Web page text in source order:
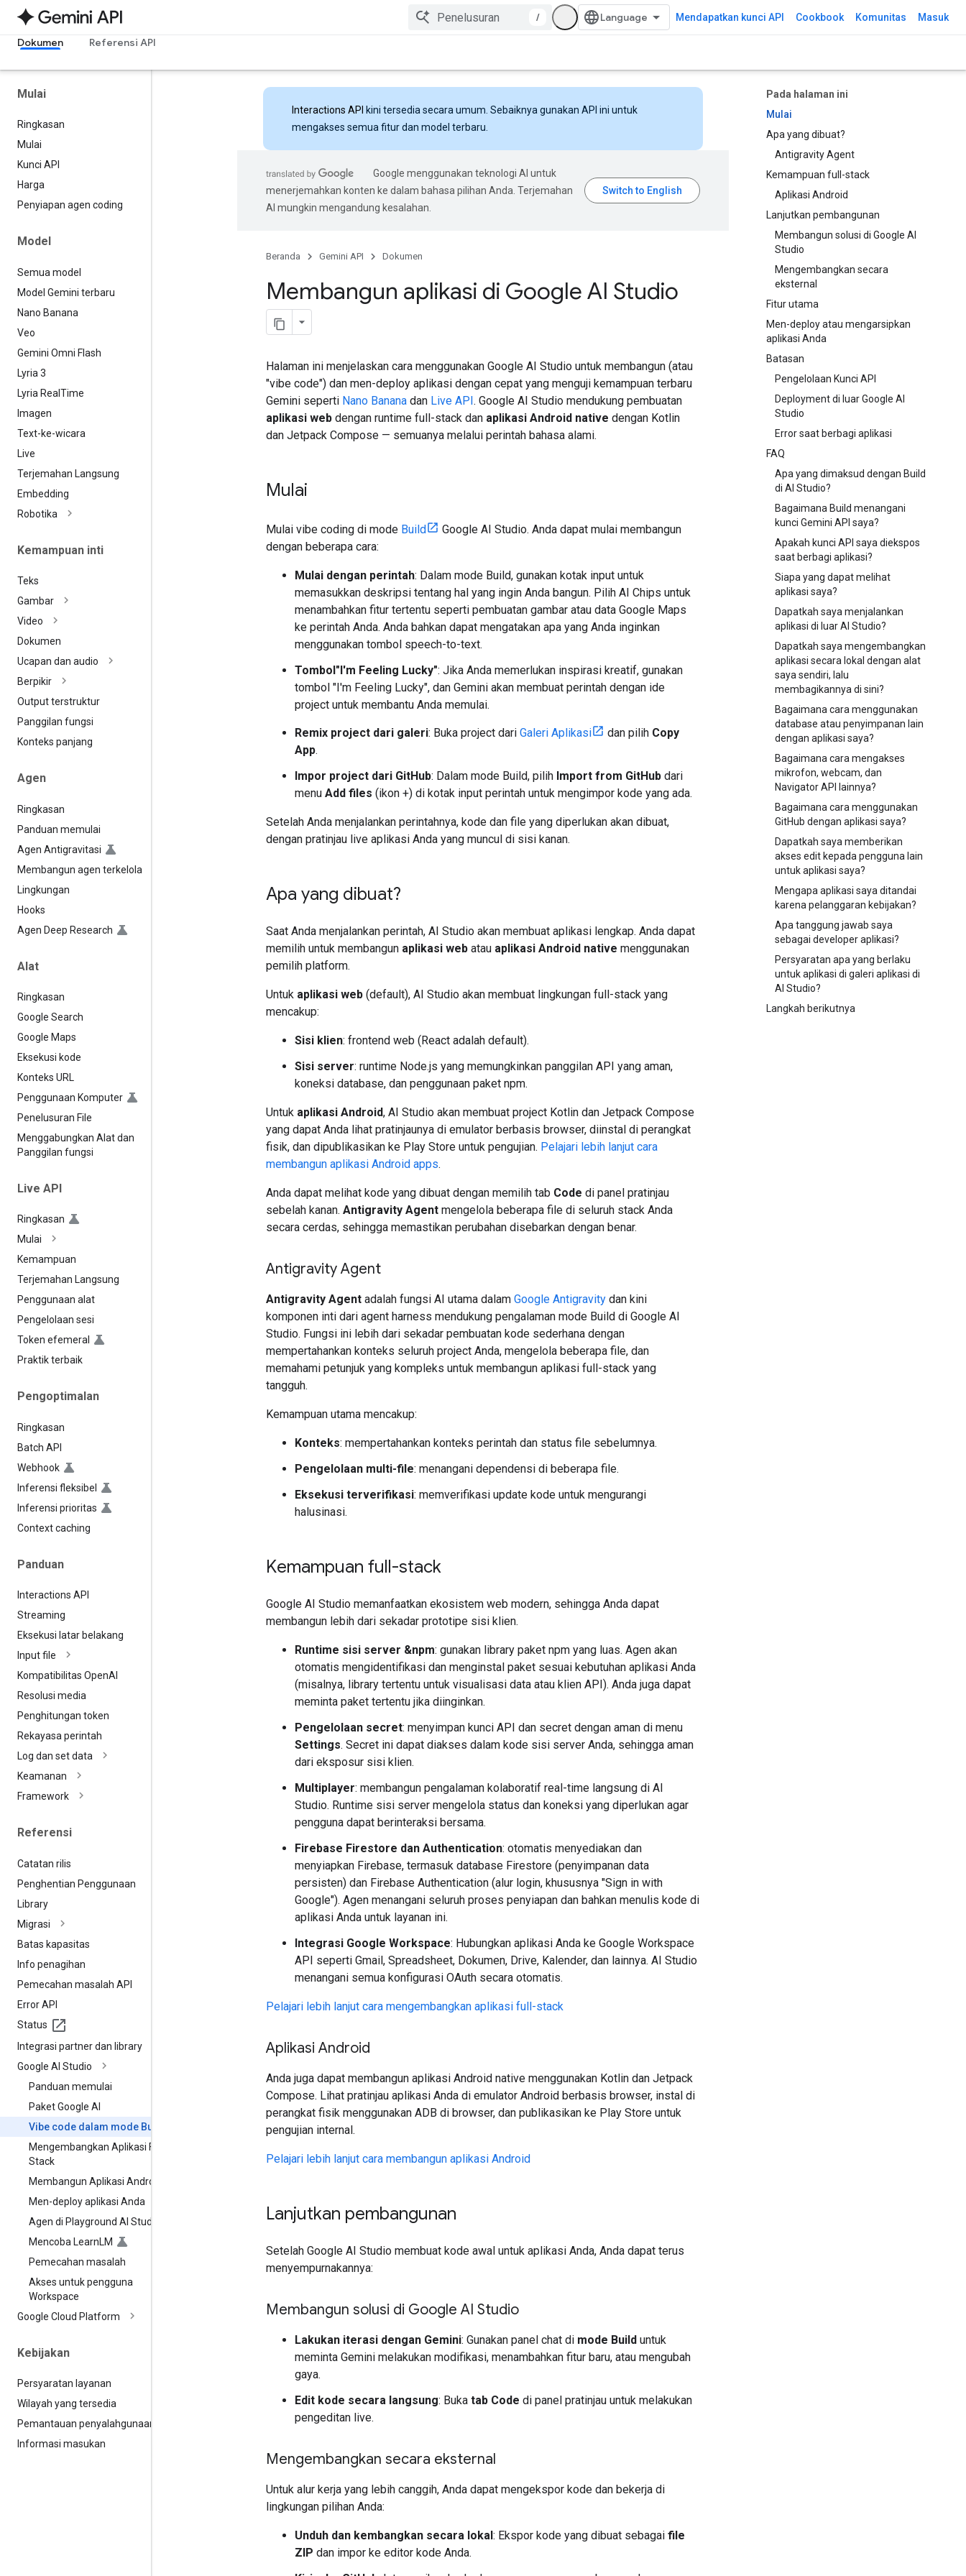
/ Mendapatkan kunci API Cookbook Komunitas Masuk
Dokumen Referensi API
Mulai
Ringkasan
Mulai
Kunci API
Harga
Penyiapan agen coding
Model
Semua model
Model Gemini terbaru
Nano Banana
Veo
Gemini Omni Flash
Lyria 3
Lyria Real Time
Imagen
Text-ke-wicara
Live
Terjemahan Langsung
Embedding
Robotika
Kemampuan inti
Teks
Gambar
Video
Dokumen
Ucapan dan audio
Berpikir
Output terstruktur
Panggilan fungsi
Konteks panjang
Agen
Ringkasan
Panduan memulai
Agen Antigravitasi
Membangun agen terkelola
Lingkungan
Hooks
Agen Deep Research
Alat
Ringkasan
Google Search
Google Maps
Eksekusi kode
Konteks URL
Penggunaan Komputer
Penelusuran File
Menggabungkan Alat dan
Panggilan fungsi
Live API
Ringkasan
Mulai
Kemampuan
Terjemahan Langsung
Penggunaan alat
Pengelolaan sesi
Token efemeral
Praktik terbaik
Pengoptimalan
Ringkasan
Batch API
Webhook
Inferensi fleksibel
Inferensi prioritas
Context caching
Panduan
Interactions API
Streaming
Eksekusi latar belakang
Input file
Kompatibilitas OpenAI
Resolusi media
Penghitungan token
Rekayasa perintah
Log dan set data
Keamanan
Framework
Referensi
Catatan rilis
Penghentian Penggunaan
Library
Migrasi
Batas kapasitas
Info penagihan
Pemecahan masalah API
Error API
Status
Integrasi partner dan library
Google AI Studio
Panduan memulai
Paket Google AI
Vibe code dalam mode Build
Mengembangkan Aplikasi Full-
Stack
Membangun Aplikasi Android
Men-deploy aplikasi Anda
Agen di Playground AI Studio
Mencoba LearnLM
Pemecahan masalah
Akses untuk pengguna
Workspace
Google Cloud Platform
Kebijakan
Persyaratan layanan
Wilayah yang tersedia
Pemantauan penyalahgunaan
Informasi masukan
Pada halaman ini
Mulai
Apa yang dibuat?
Antigravity Agent
Kemampuan full-stack
Aplikasi Android
Lanjutkan pembangunan
Membangun solusi di Google AI
Studio
Mengembangkan secara
eksternal
Fitur utama
Men-deploy atau mengarsipkan
aplikasi Anda
Batasan
Pengelolaan Kunci API
Deployment di luar Google AI
Studio
Error saat berbagi aplikasi
FAQ
Apa yang dimaksud dengan Build
di AI Studio?
Bagaimana Build menangani
kunci Gemini API saya?
Apakah kunci API saya diekspos
saat berbagi aplikasi?
Siapa yang dapat melihat
aplikasi saya?
Dapatkah saya menjalankan
aplikasi di luar AI Studio?
Dapatkah saya mengembangkan
aplikasi secara lokal dengan alat
saya sendiri, lalu
membagikannya di sini?
Bagaimana cara menggunakan
database atau penyimpanan lain
dengan aplikasi saya?
Bagaimana cara mengakses
mikrofon, webcam, dan
Navigator API lainnya?
Bagaimana cara menggunakan
GitHub dengan aplikasi saya?
Dapatkah saya memberikan
akses edit kepada pengguna lain
untuk aplikasi saya?
Mengapa aplikasi saya ditandai
karena pelanggaran kebijakan?
Apa tanggung jawab saya
sebagai developer aplikasi?
Persyaratan apa yang berlaku
untuk aplikasi di galeri aplikasi di
AI Studio?
Langkah berikutnya
Interactions API kini tersedia secara umum. Sebaiknya gunakan API ini untuk
mengakses semua fitur dan model terbaru.
Google menggunakan teknologi AI untuk
menerjemahkan konten ke dalam bahasa pilihan Anda. Terjemahan
AI mungkin mengandung kesalahan.
Beranda Gemini API Dokumen
Membangun aplikasi di Google AI Studio
Halaman ini menjelaskan cara menggunakan Google AI Studio untuk membangun (atau
"vibe code") dan men-deploy aplikasi dengan cepat yang menguji kemampuan terbaru
Gemini seperti Nano Banana dan Live API. Google AI Studio mendukung pembuatan
aplikasi web dengan runtime full-stack dan aplikasi Android native dengan Kotlin
dan Jetpack Compose — semuanya melalui perintah bahasa alami.
Mulai
Mulai vibe coding di mode Build
Google AI Studio. Anda dapat mulai membangun
dengan beberapa cara:
Mulai dengan perintah: Dalam mode Build, gunakan kotak input untuk
memasukkan deskripsi tentang hal yang ingin Anda bangun. Pilih AI Chips untuk
menambahkan fitur tertentu seperti pembuatan gambar atau data Google Maps
ke perintah Anda. Anda bahkan dapat mengatakan apa yang Anda inginkan
menggunakan tombol speech-to-text.
Tombol"I'm Feeling Lucky": Jika Anda memerlukan inspirasi kreatif, gunakan
tombol "I'm Feeling Lucky", dan Gemini akan membuat perintah dengan ide
project untuk membantu Anda memulai.
Remix project dari galeri: Buka project dari Galeri Aplikasi dan pilih Copy
App.
Impor project dari GitHub: Dalam mode Build, pilih Import from GitHub dari
menu Add files (ikon +) di kotak input perintah untuk mengimpor kode yang ada.
Setelah Anda menjalankan perintahnya, kode dan file yang diperlukan akan dibuat,
dengan pratinjau live aplikasi Anda yang muncul di sisi kanan.
Apa yang dibuat?
Saat Anda menjalankan perintah, AI Studio akan membuat aplikasi lengkap. Anda dapat
memilih untuk membangun aplikasi web atau aplikasi Android native menggunakan
pemilih platform.
Untuk aplikasi web (default), AI Studio akan membuat lingkungan full-stack yang
mencakup:
Sisi klien: frontend web (React adalah default).
Sisi server: runtime Node.js yang memungkinkan panggilan API yang aman,
koneksi database, dan penggunaan paket npm.
Untuk aplikasi Android, AI Studio akan membuat project Kotlin dan Jetpack Compose
yang dapat Anda lihat pratinjaunya di emulator berbasis browser, diinstal di perangkat
fisik, dan dipublikasikan ke Play Store untuk pengujian. Pelajari lebih lanjut cara
membangun aplikasi Android apps.
Anda dapat melihat kode yang dibuat dengan memilih tab Code di panel pratinjau
sebelah kanan. Antigravity Agent mengelola beberapa file di seluruh stack Anda
secara cerdas, sehingga memastikan perubahan disebarkan dengan benar.
Antigravity Agent
Antigravity Agent adalah fungsi AI utama dalam Google Antigravity dan kini
komponen inti dari agent harness mendukung pengalaman mode Build di Google AI
Studio. Fungsi ini lebih dari sekadar pembuatan kode sederhana dengan
mempertahankan konteks seluruh project Anda, mengelola beberapa file, dan
memahami petunjuk yang kompleks untuk membangun aplikasi full-stack yang
tangguh.
Kemampuan utama mencakup:
Konteks: mempertahankan konteks perintah dan status file sebelumnya.
Pengelolaan multi-file: menangani dependensi di beberapa file.
Eksekusi terverifikasi: memverifikasi update kode untuk mengurangi
halusinasi.
Kemampuan full-stack
Google AI Studio memanfaatkan ekosistem web modern, sehingga Anda dapat
membangun lebih dari sekadar prototipe sisi klien.
Runtime sisi server &npm: gunakan library paket npm yang luas. Agen akan
otomatis mengidentifikasi dan menginstal paket sesuai kebutuhan aplikasi Anda
(misalnya, library tertentu untuk visualisasi data atau klien API). Anda juga dapat
meminta paket tertentu jika diinginkan.
Pengelolaan secret: menyimpan kunci API dan secret dengan aman di menu
Settings. Secret ini dapat diakses dalam kode sisi server Anda, sehingga aman
dari eksposur sisi klien.
Multiplayer: membangun pengalaman kolaboratif real-time langsung di AI
Studio. Runtime sisi server mengelola status dan koneksi yang diperlukan agar
pengguna dapat berinteraksi bersama.
Firebase Firestore dan Authentication: otomatis menyediakan dan
menyiapkan Firebase, termasuk database Firestore (penyimpanan data
persisten) dan Firebase Authentication (alur login, khususnya "Sign in with
Google"). Agen menangani seluruh proses penyiapan dan bahkan menulis kode di
aplikasi Anda untuk layanan ini.
Integrasi Google Workspace: Hubungkan aplikasi Anda ke Google Workspace
API seperti Gmail, Spreadsheet, Dokumen, Drive, Kalender, dan lainnya. AI Studio
menangani semua konfigurasi OAuth secara otomatis.
Pelajari lebih lanjut cara mengembangkan aplikasi full-stack
Aplikasi Android
Anda juga dapat membangun aplikasi Android native menggunakan Kotlin dan Jetpack
Compose. Lihat pratinjau aplikasi Anda di emulator Android berbasis browser, instal di
perangkat fisik menggunakan ADB di browser, dan publikasikan ke Play Store untuk
pengujian internal.
Pelajari lebih lanjut cara membangun aplikasi Android
Lanjutkan pembangunan
Setelah Google AI Studio membuat kode awal untuk aplikasi Anda, Anda dapat terus
menyempurnakannya:
Membangun solusi di Google AI Studio
Lakukan iterasi dengan Gemini: Gunakan panel chat di mode Build untuk
meminta Gemini melakukan modifikasi, menambahkan fitur baru, atau mengubah
gaya.
Edit kode secara langsung: Buka tab Code di panel pratinjau untuk melakukan
pengeditan live.
Mengembangkan secara eksternal
Untuk alur kerja yang lebih canggih, Anda dapat mengekspor kode dan bekerja di
lingkungan pilihan Anda:
Unduh dan kembangkan secara lokal: Ekspor kode yang dibuat sebagai file
ZIP dan impor ke editor kode Anda.